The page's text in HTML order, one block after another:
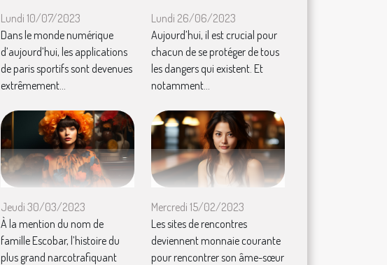
Lundi 10/07/2023
Dans le monde numérique
d’aujourd’hui, les applications
de paris sportifs sont devenues
extrêmement...
Lundi 26/06/2023
Aujourd’hui, il est crucial pour
chacun de se protéger de tous
les dangers qui existent. Et
notamment...
Jeudi 30/03/2023
À la mention du nom de
famille Escobar, l’histoire du
plus grand narcotrafiquant
Mercredi 15/02/2023
Les sites de rencontres
deviennent monnaie courante
pour rencontrer son âme-sœur